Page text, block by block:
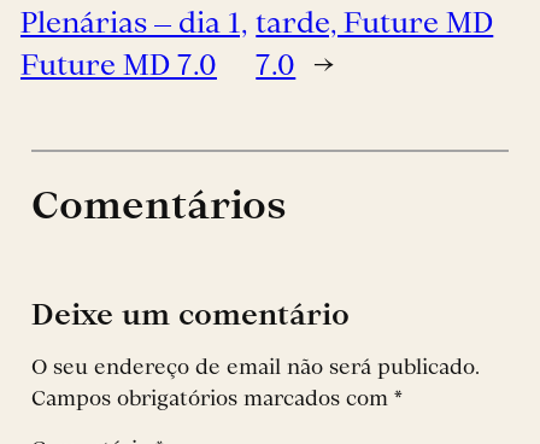
Plenárias – dia 1,
Future MD 7.0
tarde, Future MD
7.0 →
Comentários
Deixe um comentário
O seu endereço de email não será publicado.
Campos obrigatórios marcados com *